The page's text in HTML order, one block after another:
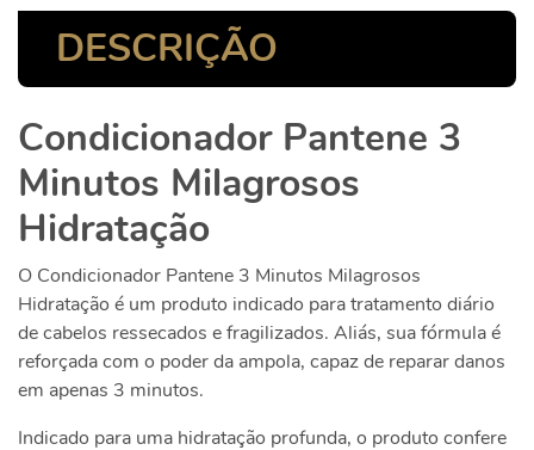
DESCRIÇÃO
Condicionador Pantene 3
Minutos Milagrosos
Hidratação
O Condicionador Pantene 3 Minutos Milagrosos
Hidratação é um produto indicado para tratamento diário
de cabelos ressecados e fragilizados. Aliás, sua fórmula é
reforçada com o poder da ampola, capaz de reparar danos
em apenas 3 minutos.
Indicado para uma hidratação profunda, o produto confere